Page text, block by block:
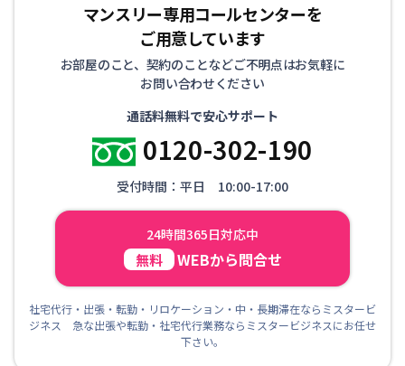
マンスリー専用コールセンターを
ご用意しています
お部屋のこと、契約のことなどご不明点はお気軽に
お問い合わせください
通話料無料で安心サポート
0120-302-190
受付時間：平日 10:00-17:00
24時間365日対応中
無料 WEBから問合せ
社宅代行・出張・転勤・リロケーション・中・長期滞在ならミスタービ
ジネス 急な出張や転勤・社宅代行業務ならミスタービジネスにお任せ
下さい。